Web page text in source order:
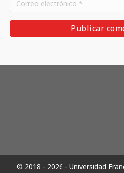
© 2018 - 2026 - Universidad